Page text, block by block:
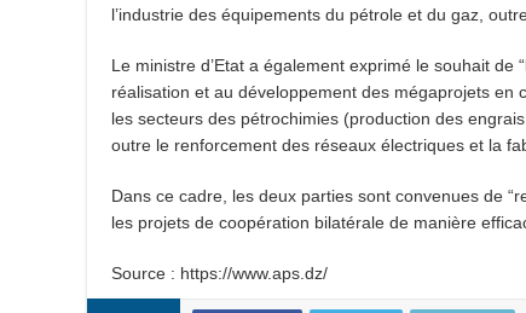
l’industrie des équipements du pétrole et du gaz,
Le ministre d’Etat a également exprimé le souhait de
réalisation et au développement des mégaprojets
les secteurs des pétrochimies (production des
outre le renforcement des réseaux électriques et la
Dans ce cadre, les deux parties sont convenues de
les projets de coopération bilatérale de manière
Source : https://www.aps.dz/